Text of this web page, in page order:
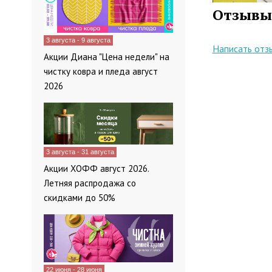
Отзывы
Написать
3 августа - 9 августа
Акции Диана "Цена недели" на
чистку ковра и пледа август
2026
3 августа - 31 августа
Акции ХОФФ август 2026.
Летняя распродажа со
скидками до 50%
22 июня - 28 июня